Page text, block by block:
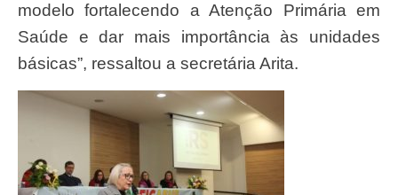
modelo fortalecendo a Atenção Primária em
Saúde e dar mais importância às unidades
básicas”, ressaltou a secretária Arita.